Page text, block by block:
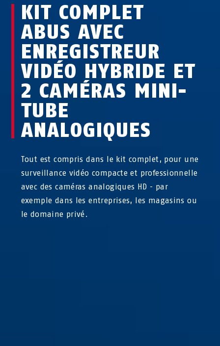
KIT COMPLET
ABUS AVEC
ENREGISTREUR
VIDÉO HYBRIDE ET
2 CAMÉRAS MINI-
TUBE
ANALOGIQUES
Tout est compris dans le kit complet, pour une
surveillance vidéo compacte et professionnelle
avec des caméras analogiques HD - par
exemple dans les entreprises, les magasins ou
le domaine privé.